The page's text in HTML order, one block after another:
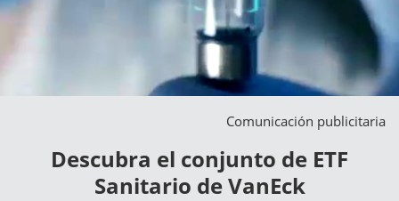
Comunicación publicitaria
Descubra el conjunto de ETF
Sanitario de VanEck